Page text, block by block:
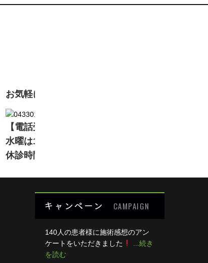
キャンペーン CAMPAIGN
140人の患者様に施術感想のアン
ケートをいただきました
...続き
を読む
お気軽にお問い合わせください
【電話受付】11:00～13:00 / 15:00～20:00
水曜は16:00～20：00のみ診療、木曜は終日休診。
休診時間中は電話受付できません。